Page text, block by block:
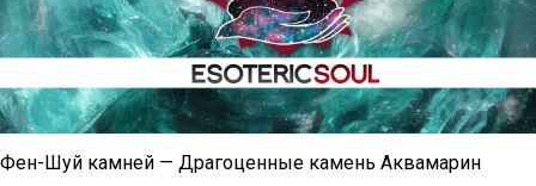
Фен-Шуй камней — Драгоценные камень Аквамарин